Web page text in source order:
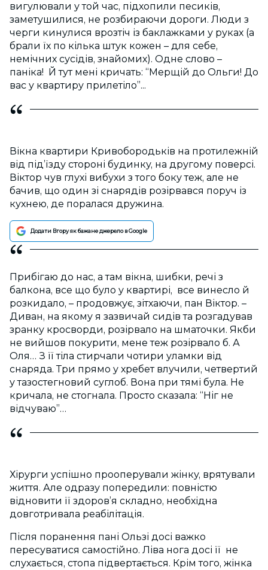
вигулювали у той час, підхопили песиків,
заметушилися, не розбираючи дороги. Люди з
черги кинулися врозтіч із баклажками у руках (а
брали їх по кілька штук кожен – для себе,
немічних сусідів, знайомих). Одне слово –
паніка! Й тут мені кричать: “Мерщій до Ольги! До
вас у квартиру прилетіло”...
Вікна квартири Кривобородьків на протилежній
від під’їзду стороні будинку, на другому поверсі.
Віктор чув глухі вибухи з того боку теж, але не
бачив, що один зі снарядів розірвався поруч із
кухнею, де поралася дружина.
Додати Вгору як бажане джерело в Google
Прибігаю до нас, а там вікна, шибки, речі з
балкона, все що було у квартирі, все винесло й
розкидало, – продовжує, зітхаючи, пан Віктор. –
Диван, на якому я зазвичай сидів та розгадував
зранку кросворди, розірвало на шматочки. Якби
не вийшов покурити, мене теж розірвало б. А
Оля… З її тіла стирчали чотири уламки від
снаряда. Три прямо у хребет влучили, четвертий
у тазостегновий суглоб. Вона при тямі була. Не
кричала, не стогнала. Просто сказала: “Ніг не
відчуваю”…
Хірурги успішно прооперували жінку, врятували
життя. Але одразу попередили: повністю
відновити її здоров’я складно, необхідна
довготривала реабілітація.
Після поранення пані Ользі досі важко
пересуватися самостійно. Ліва нога досі її не
слухається, стопа підвертається. Крім того, жінка